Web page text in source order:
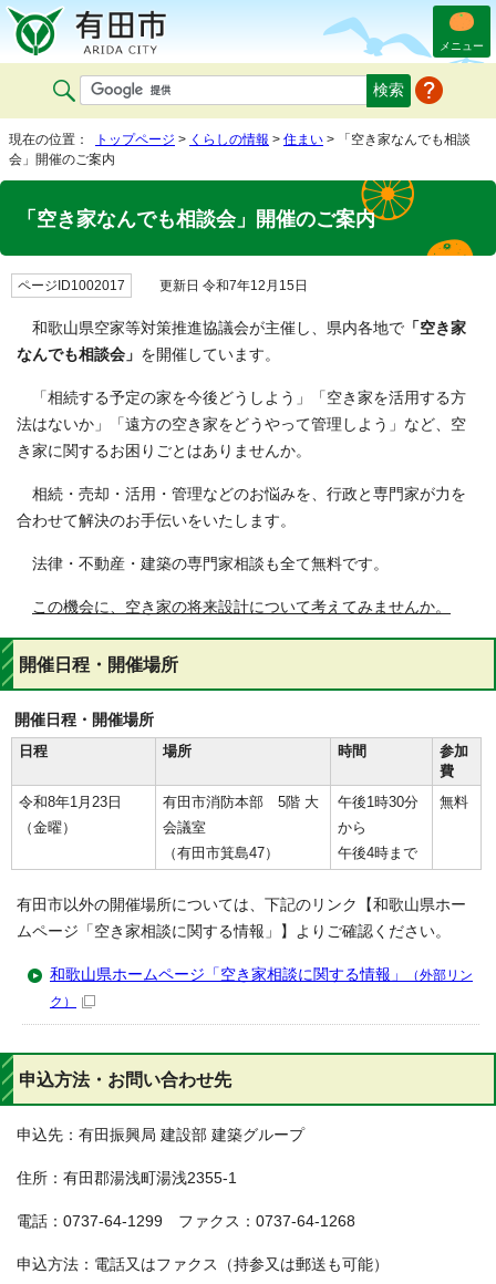
メニュー
現在の位置： トップページ > くらしの情報 > 住まい > 「空き家なんでも相談
会」開催のご案内
「空き家なんでも相談会」開催のご案内
ページID1002017 更新日 令和7年12月15日
和歌山県空家等対策推進協議会が主催し、県内各地で 「空き家
なんでも相談会」 を開催しています。
「相続する予定の家を今後どうしよう」「空き家を活用する方
法はないか」「遠方の空き家をどうやって管理しよう」など、空
き家に関するお困りごとはありませんか。
相続・売却・活用・管理などのお悩みを、行政と専門家が力を
合わせて解決のお手伝いをいたします。
法律・不動産・建築の専門家相談も全て無料です。
この機会に、空き家の将来設計について考えてみませんか。
開催日程・開催場所
開催日程・開催場所
日程
場所 時間
参加
費
令和8年1月23日
（金曜）
有田市消防本部 5階 大
会議室
（有田市箕島47）
午後1時30分
から
午後4時まで
無料
有田市以外の開催場所については、下記のリンク【和歌山県ホー
ムページ「空き家相談に関する情報」】よりご確認ください。
和歌山県ホームページ「空き家相談に関する情報」
（外部リン
ク）
申込方法・お問い合わせ先
申込先：有田振興局 建設部 建築グループ
住所：有田郡湯浅町湯浅2355-1
電話：0737-64-1299 ファクス：0737-64-1268
申込方法：電話又はファクス（持参又は郵送も可能）